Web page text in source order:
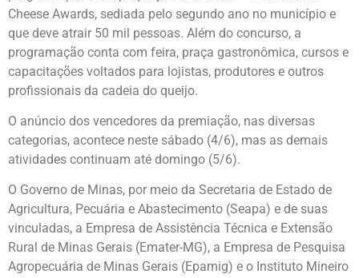
Cheese Awards, sediada pelo segundo ano no município e
que deve atrair 50 mil pessoas. Além do concurso, a
programação conta com feira, praça gastronômica, cursos e
capacitações voltados para lojistas, produtores e outros
profissionais da cadeia do queijo.
O anúncio dos vencedores da premiação, nas diversas
categorias, acontece neste sábado (4/6), mas as demais
atividades continuam até domingo (5/6).
O Governo de Minas, por meio da Secretaria de Estado de
Agricultura, Pecuária e Abastecimento (Seapa) e de suas
vinculadas, a Empresa de Assistência Técnica e Extensão
Rural de Minas Gerais (Emater-MG), a Empresa de Pesquisa
Agropecuária de Minas Gerais (Epamig) e o Instituto Mineiro